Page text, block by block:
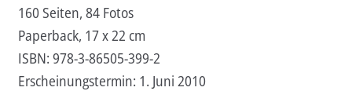
160 Seiten, 84 Fotos
Paperback, 17 x 22 cm
ISBN: 978-3-86505-399-2
Erscheinungstermin: 1. Juni 2010